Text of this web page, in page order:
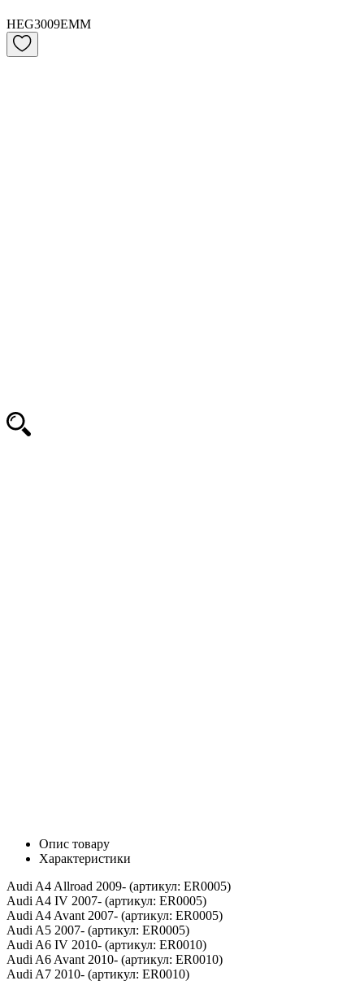
HEG3009EMM
Опис товару
Характеристики
Audi A4 Allroad 2009- (артикул: ER0005)
Audi A4 IV 2007- (артикул: ER0005)
Audi A4 Avant 2007- (артикул: ER0005)
Audi A5 2007- (артикул: ER0005)
Audi A6 IV 2010- (артикул: ER0010)
Audi A6 Avant 2010- (артикул: ER0010)
Audi A7 2010- (артикул: ER0010)